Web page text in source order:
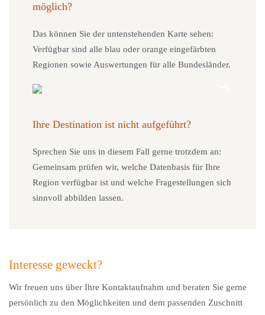
möglich?
Das können Sie der untenstehenden Karte sehen:
Verfügbar sind alle blau oder orange eingefärbten
Regionen sowie Auswertungen für alle Bundesländer.
Ihre Destination ist nicht aufgeführt?
Sprechen Sie uns in diesem Fall gerne trotzdem an:
Gemeinsam prüfen wir, welche Datenbasis für Ihre
Region verfügbar ist und welche Fragestellungen sich
sinnvoll abbilden lassen.
Interesse geweckt?
Wir freuen uns über Ihre Kontaktaufnahm und beraten Sie gerne
persönlich zu den Möglichkeiten und dem passenden Zuschnitt